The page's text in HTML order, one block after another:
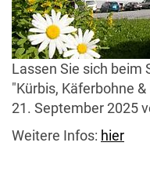
Lassen Sie sich
"Kürbis, Käferbohne
21. September 2025
Weitere Infos: hier